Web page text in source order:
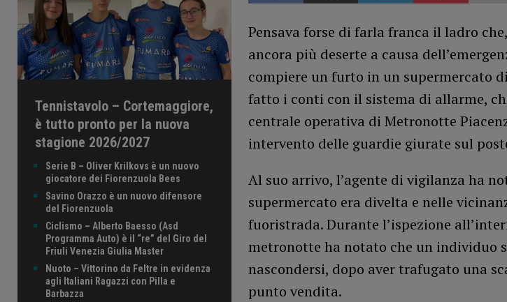
Pensava forse di farla franca il ladro
ancora più deserte a causa
compiere un furto in un supermercato
fatto i conti con il sistema di allarme,
centrale operativa di Metronotte
intervento delle guardie giurate sul
Al suo arrivo, l’agente di vigilanza ha
supermercato era divelta e nelle
fuoristrada. Durante l’ispezione
metronotte ha notato che un individuo
nascondersi, dopo aver trafugato una
punto vendita.
Tennistavolo – Cortemaggiore,
è tutto pronto per la nuova
stagione 2026/2027
Serie B – Oliver Krilkovs è un nuovo
giocatore dei Fiorenzuola Bees
Savino Orazzo è un nuovo difensore
del Fiorenzuola
Ciclismo – Alberto Baesso (Asd
Programma Auto) è il “re” del Giro del
Friuli Venezia Giulia Master
Nuoto – Vittorino da Feltre in evidenza
agli Italiani Ragazzi con Pilla e
Barbazza